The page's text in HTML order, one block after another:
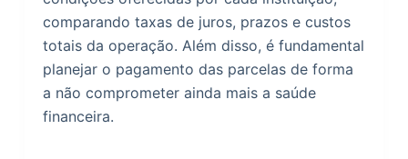
comparando taxas de juros, prazos e custos
totais da operação. Além disso, é fundamental
planejar o pagamento das parcelas de forma
a não comprometer ainda mais a saúde
financeira.